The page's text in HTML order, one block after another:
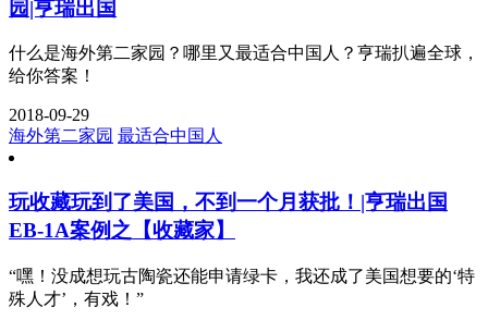
园|亨瑞出国
什么是海外第二家园？哪里又最适合中国人？亨瑞扒遍全球，
给你答案！
2018-09-29
海外第二家园 最适合中国人
玩收藏玩到了美国，不到一个月获批！|亨瑞出国
EB-1A案例之【收藏家】
“嘿！没成想玩古陶瓷还能申请绿卡，我还成了美国想要的‘特
殊人才’，有戏！”